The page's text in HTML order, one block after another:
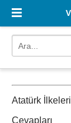
Atatürk
Cevapları